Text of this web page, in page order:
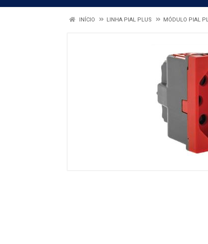
INÍCIO LINHA PIAL PLUS MÓDULO PIAL